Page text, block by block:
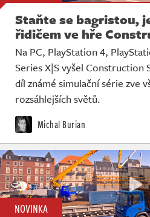
Staňte se bagristou,
řidičem ve hře
Na PC, PlayStation 4,
Series X|S vyšel Construction
díl známé simulační série zve
rozsáhlejších světů.
Michal Burian
NOVINKA